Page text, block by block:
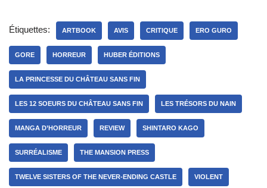
Étiquettes: ARTBOOK AVIS CRITIQUE ERO GURO
GORE HORREUR HUBER ÉDITIONS
LA PRINCESSE DU CHÂTEAU SANS FIN
LES 12 SOEURS DU CHÂTEAU SANS FIN LES TRÉSORS DU NAIN
MANGA D’HORREUR REVIEW SHINTARO KAGO
SURRÉALISME THE MANSION PRESS
TWELVE SISTERS OF THE NEVER-ENDING CASTLE VIOLENT